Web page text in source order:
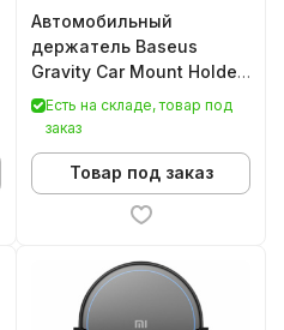
Автомобильный
держатель Baseus
Gravity Car Mount Holder
Slimplism
Есть на складе, товар под
заказ
Товар под заказ